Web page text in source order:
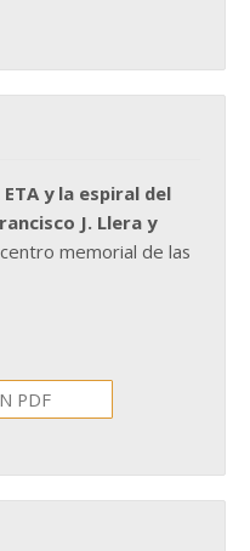
ETA y la espiral del
J. Llera y
memorial de las
PDF